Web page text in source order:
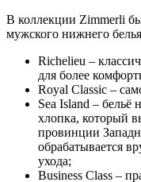
В коллекции Zimmerli
мужского нижнего
Richelieu –
для более
Royal Classic –
Sea Island – бельё
хлопка, который
провинции
обрабатывается
ухода;
Business Class –